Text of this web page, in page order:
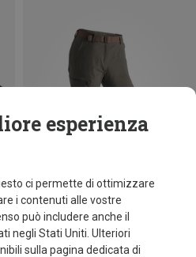
fino a 35%
esperienza
ci permette di ottimizzare
i contenuti alle vostre
può includere anche il
negli Stati Uniti. Ulteriori
sulla pagina dedicata di